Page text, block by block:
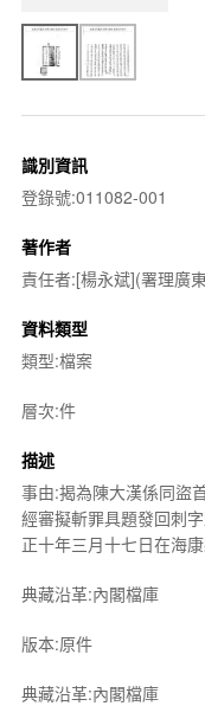
識別資訊
登錄號:011082-001
著作者
責任者:[楊永斌](署理廣
資料類型
類型:檔案
層次:件
描述
事由:揭為陳大漢係同盜
經審擬斬罪具題發回刺
正十年三月十七日在海
典藏沿革:內閣檔庫
版本:原件
典藏沿革:內閣檔庫